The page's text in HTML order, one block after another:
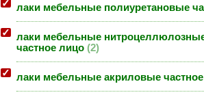
лаки мебельные полиуретановые
лаки мебельные
частное лицо 2
лаки мебельные акриловые